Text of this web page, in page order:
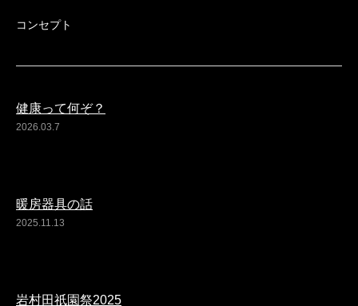
コンセプト
健康って何ぞ？
2026.03.7
暖房器具の話
2025.11.13
岩村田祇園祭2025